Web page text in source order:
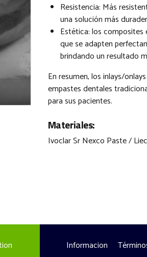
Resistencia: Más
una solución más
Estética: los composites
que se adapten
brindando un resultado
En resumen, los inlays/
empastes dentales
para sus pacientes.
Materiales:
Ivoclar Sr Nexco Paste /
Informacion